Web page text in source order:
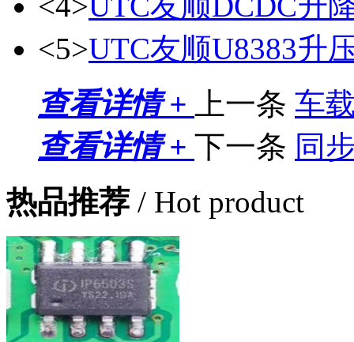
<5>UTC友顺U8383升
查看详情 +
上一条 车
查看详情 + 下一条 同
热品推荐 / Hot product